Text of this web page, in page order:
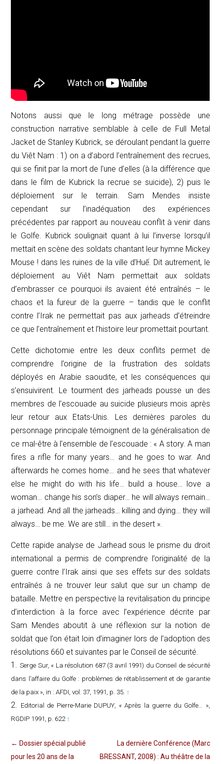
Notons aussi que le long métrage possède une
construction narrative semblable à celle de Full Metal
Jacket de Stanley Kubrick, se déroulant pendant la guerre
du Viêt Nam : 1) on a d’abord l’entraînement des recrues,
qui se finit par la mort de l’une d’elles (à la différence que
dans le film de Kubrick la recrue se suicide), 2) puis le
déploiement sur le terrain. Sam Mendes insiste
cependant sur l’inadéquation des expériences
précédentes par rapport au nouveau conflit à venir dans
le Golfe. Kubrick soulignait quant à lui l’inverse lorsqu’il
mettait en scène des soldats chantant leur hymne Mickey
Mouse ! dans les ruines de la ville d’Huế. Dit autrement, le
déploiement au Viêt Nam permettait aux soldats
d’embrasser ce pourquoi ils avaient été entraînés – le
chaos et la fureur de la guerre – tandis que le conflit
contre l’Irak ne permettait pas aux jarheads d’étreindre
ce que l’entraînement et l’histoire leur promettait pourtant.
Cette dichotomie entre les deux conflits permet de
comprendre l’origine de la frustration des soldats
déployés en Arabie saoudite, et les conséquences qui
s’ensuivirent. Le tourment des jarheads pousse un des
membres de l’escouade au suicide plusieurs mois après
leur retour aux Etats-Unis. Les dernières paroles du
personnage principale témoignent de la généralisation de
ce mal-être à l’ensemble de l’escouade : « A story. A man
fires a rifle for many years… and he goes to war. And
afterwards he comes home… and he sees that whatever
else he might do with his life… build a house… love a
woman… change his son’s diaper… he will always remain…
a jarhead. And all the jarheads… killing and dying… they will
always… be me. We are still… in the desert ».
Cette rapide analyse de Jarhead sous le prisme du droit
international a permis de comprendre l’originalité de la
guerre contre l’Irak ainsi que ses effets sur des soldats
entraînés à ne trouver leur salut que sur un champ de
bataille. Mettre en perspective la revitalisation du principe
d’interdiction à la force avec l’expérience décrite par
Sam Mendes aboutit à une réflexion sur la notion de
soldat que l’on était loin d’imaginer lors de l’adoption des
résolutions 660 et suivantes par le Conseil de sécurité.
Serge Sur, « La résolution 687 (3 avril 1991) du Conseil de sécurité
dans l’affaire du Golfe : problèmes de rétablissement et de garantie
de la paix », in :AFDI, vol. 37, 1991, p. 35. ↑
Editorial de Pierre-Marie DUPUY, « Après la guerre du Golfe… »,
RGDIP 1991, p. 622 ↑
← Dossier spécial publié
pour les 20 ans de la
La dernière Conférence (Marc
BRESSANT, 2008) : Au théâtre de la